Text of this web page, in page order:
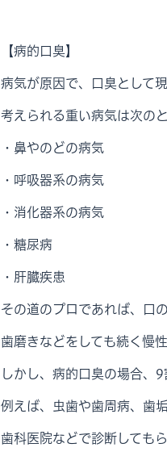
【病的口臭】
病気が原因で、口臭として
考えられる重い病気は次のと
・鼻やのどの病気
・呼吸器系の病気
・消化器系の病気
・糖尿病
・肝臓疾患
その道のプロであれば、口
歯磨きなどをしても続く慢
しかし、病的口臭の場合、
例えば、虫歯や歯周病、歯
歯科医院などで診断しても